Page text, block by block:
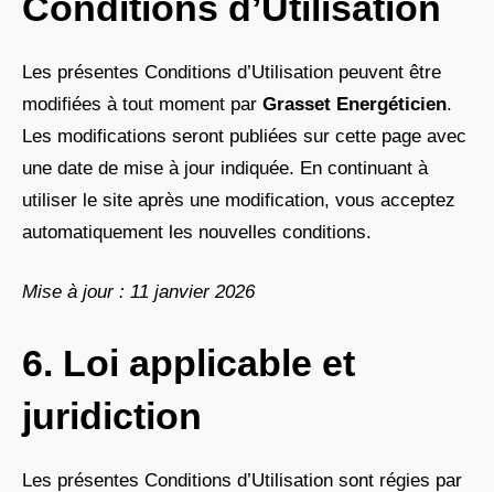
Les présentes Conditions d’Utilisation peuvent être
modifiées à tout moment par Grasset Energéticien.
Les modifications seront publiées sur cette page avec
une date de mise à jour indiquée. En continuant à
utiliser le site après une modification, vous acceptez
automatiquement les nouvelles conditions.
Mise à jour : 11 janvier 2026
6. Loi applicable et
juridiction
Les présentes Conditions d’Utilisation sont régies par